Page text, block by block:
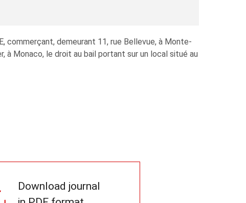
commerçant, demeurant 11, rue Bellevue, à Monte-
à Monaco, le droit au bail portant sur un local situé au
Download journal